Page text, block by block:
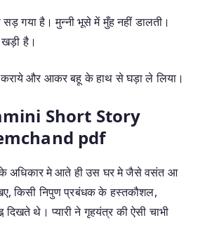
सड़ गया है। मुन्नी भूसे में मुँह नहीं डालती।
है।
और आकर बहू के हाथ से घड़ा ले लिया।
Short Story
pdf
के अधिकार मे आते ही उस घर मे जैसे वसंत आ
किसी निपुण प्रबंधक के हस्तकौशल,
थे। प्यारी ने गृहयंत्र की ऐसी चाभी